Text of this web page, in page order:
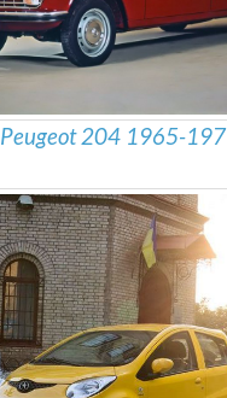
Peugeot 204 1965-